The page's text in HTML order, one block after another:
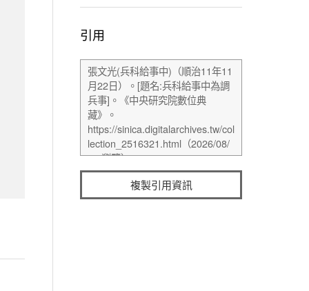
引用
複製引用資訊